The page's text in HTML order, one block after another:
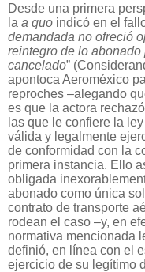
Desde una primera
la a quo indicó en el
demandada no ofreció
reintegro de lo
cancelado”
apontoca Aeroméxico
reproches –alegando
es que la actora
las que le confiere la
válida y legalmente
de conformidad con la
primera instancia. Ello
obligada
abonado como única
contrato de transporte
rodean el caso –y, en
normativa mencionada
definió, en línea con el
ejercicio de su legítimo